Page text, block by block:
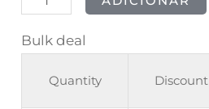
Bulk deal
Quantity Discount